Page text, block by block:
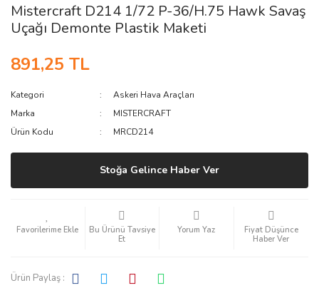
Mistercraft D214 1/72 P-36/H.75 Hawk Savaş
Uçağı Demonte Plastik Maketi
891,25 TL
Kategori
Askeri Hava Araçları
Marka
MISTERCRAFT
Ürün Kodu
MRCD214
Stoğa Gelince Haber Ver
Bu Ürünü Tavsiye
Et
Yorum Yaz
Fiyat Düşünce
Haber Ver
Ürün Paylaş :